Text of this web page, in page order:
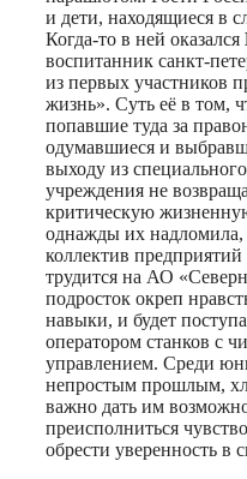
и дети, находящиеся в
Когда-то в ней оказался
воспитанник санкт-
из первых участников
жизнь». Суть её в том,
попавшие туда за
одумавшиеся и
выходу из
учреждения не
критическую
однажды их надломила,
коллектив
трудится на АО
подросток окреп
навыки, и будет
оператором станков с
управлением. Среди
непростым прошлым,
важно дать им
преисполниться
обрести уверенность